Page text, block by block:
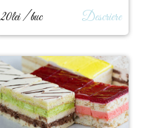
20lei / buc Descriere